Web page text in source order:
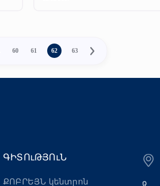
60 61 62 63
ԳԻՏՈւԹՅՈւՆ
ՔՈԲՐԵՅՆ կենտրոն